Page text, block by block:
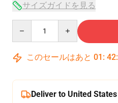
サイズガイドを見る
このセールはあと 01 : 42:
Deliver to United States